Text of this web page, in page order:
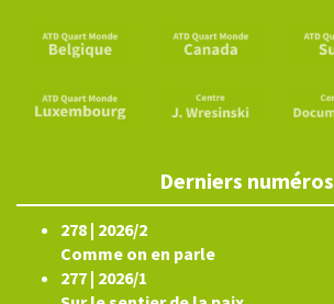
Derniers numéros
278 | 2026/2
Comme on en parle
277 | 2026/1